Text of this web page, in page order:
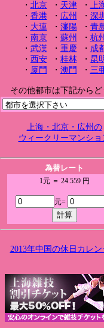
・ 北京・ 天津・ 上
・ 香港・ 広州 ・ 深圳
・ 大連 ・ 瀋陽・ 青
・ 南京・ 蘇州 ・ 杭
・ 武漢 ・ 重慶 ・ 成
・ 西安・ 桂林・ 昆
・ 厦門 ・ 澳門 ・ 三
その他都市は下記からど
上海・北京・広州の
ウィークリーマンショ
為替レート
1元 ＝ 24.559 円
元=
2013年中国の休日カレン